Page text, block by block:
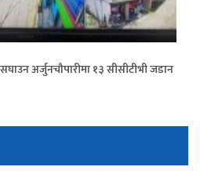
अर्जुनचौपारीमा १३ सीसीटीभी जडान